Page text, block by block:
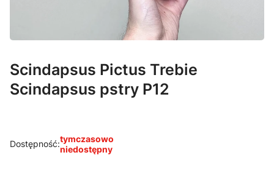
Scindapsus Pictus Trebie
Scindapsus pstry P12
Dostępność:tymczasowo
niedostępny